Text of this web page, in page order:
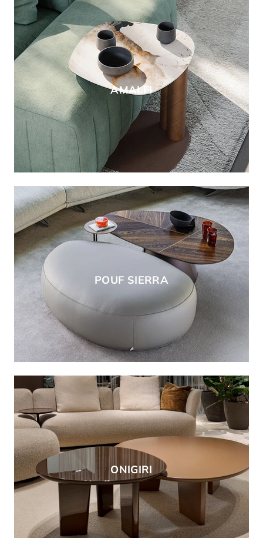
AMALFI
POUF SIERRA
ONIGIRI